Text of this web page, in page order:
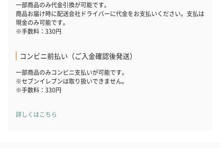
一部商品のみ代金引換が可能です。
商品お届け時に配送会社ドライバーに代金をお支払いください。支払は
現金のみ可能です。
※手数料：330円
コンビニ前払い（ご入金確認後発送）
一部商品のみコンビニ支払いが可能です。
※セブンイレブンは取り扱いできません。
※手数料：330円
詳しくはこちら